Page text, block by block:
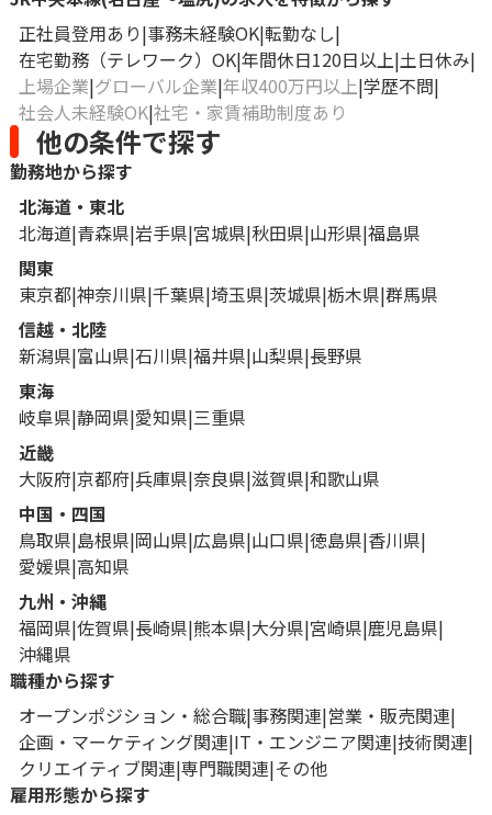
正社員登用あり 事務未経験OK 転勤なし
在宅勤務（テレワーク）OK 年間休日120日以上 土日休み
上場企業 グローバル企業 年収400万円以上 学歴不問
社会人未経験OK 社宅・家賃補助制度あり
他の条件で探す
勤務地から探す
北海道・東北
北海道 青森県 岩手県 宮城県 秋田県 山形県 福島県
関東
東京都 神奈川県 千葉県 埼玉県 茨城県 栃木県 群馬県
信越・北陸
新潟県 富山県 石川県 福井県 山梨県 長野県
東海
岐阜県 静岡県 愛知県 三重県
近畿
大阪府 京都府 兵庫県 奈良県 滋賀県 和歌山県
中国・四国
鳥取県 島根県 岡山県 広島県 山口県 徳島県 香川県
愛媛県 高知県
九州・沖縄
福岡県 佐賀県 長崎県 熊本県 大分県 宮崎県 鹿児島県
沖縄県
職種から探す
オープンポジション・総合職 事務関連 営業・販売関連
企画・マーケティング関連 IT・エンジニア関連 技術関連
クリエイティブ関連 専門職関連 その他
雇用形態から探す